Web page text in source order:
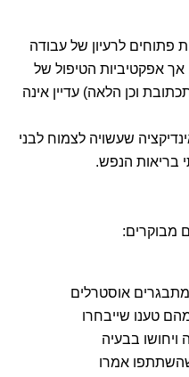
פתוחים לרעיון של עבודה
אפקטיביות הטיפול של
וכן הלאה) עדיין אינה
שעשויה לצמוח לבני
בריאות הנפש.
מבוקרים:
אוסטרלים
כי לא פחות מ- 72% מהם טענו שייבחרו
ויחושו בבעיה
שהשתתפו אמרו